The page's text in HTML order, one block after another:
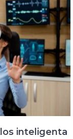
inteligenta